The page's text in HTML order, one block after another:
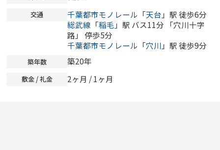
交通 千葉都市モノレール 「天台 」駅 徒歩6分
総武線 「稲毛 」駅 バス11分 「穴川十字
路」 停歩5分
千葉都市モノレール 「穴川 」駅 徒歩9分
築年数 築20年
敷金 / 礼金 2ヶ月 / 1ヶ月